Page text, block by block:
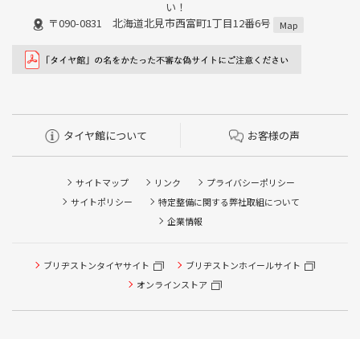
い！
〒090-0831 北海道北見市西富町1丁目12番6号
Map
タイヤ館について お客様の声
サイトマップ リンク
プライバシーポリシー
サイトポリシー
特定整備に関する弊社取組について
企業情報
ブリヂストンタイヤサイト
ブリヂストンホイールサイト
オンラインストア
タイヤ点検・安全点検/タイヤ履き替え/オイル交換/その他
ピット作業の予約